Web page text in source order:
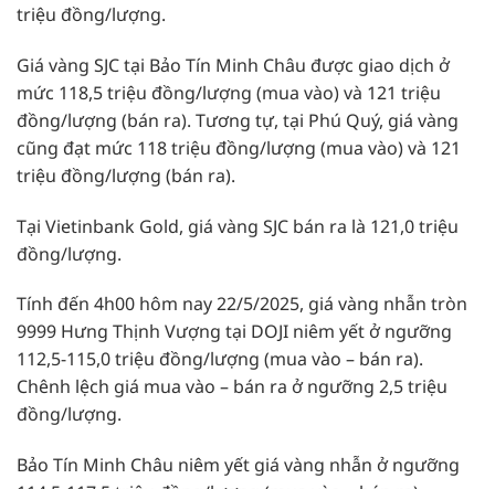
triệu đồng/lượng.
Giá vàng SJC tại Bảo Tín Minh Châu được giao dịch ở
mức 118,5 triệu đồng/lượng (mua vào) và 121 triệu
đồng/lượng (bán ra). Tương tự, tại Phú Quý, giá vàng
cũng đạt mức 118 triệu đồng/lượng (mua vào) và 121
triệu đồng/lượng (bán ra).
Tại Vietinbank Gold, giá vàng SJC bán ra là 121,0 triệu
đồng/lượng.
Tính đến 4h00 hôm nay 22/5/2025, giá vàng nhẫn tròn
9999 Hưng Thịnh Vượng tại DOJI niêm yết ở ngưỡng
112,5-115,0 triệu đồng/lượng (mua vào – bán ra).
Chênh lệch giá mua vào – bán ra ở ngưỡng 2,5 triệu
đồng/lượng.
Bảo Tín Minh Châu niêm yết giá vàng nhẫn ở ngưỡng